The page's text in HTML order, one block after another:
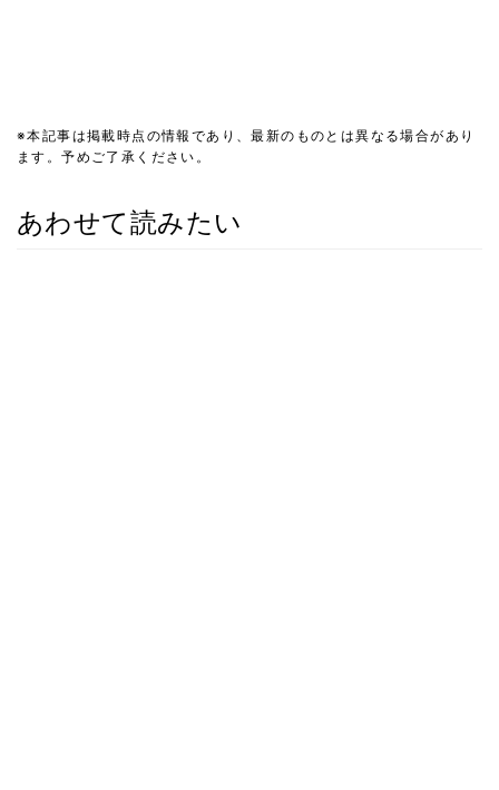
※本記事は掲載時点の情報であり、最新のものとは異なる場合があり
ます。予めご了承ください。
あわせて読みたい